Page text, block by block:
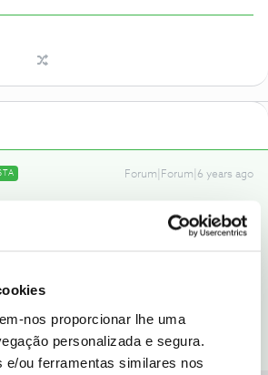
nos proporcionar lhe uma
personalizada e segura.
e/ou ferramentas similares nos
Forum|Forum|6 years ago